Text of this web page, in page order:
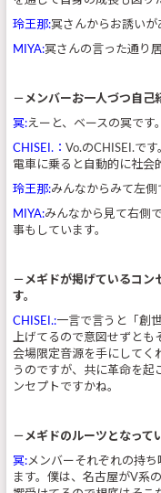
玲王那:冥さんからお誘いが
MIYA:冥さんの言った通り
－メンバーお一人づつ自己
冥:えーと、ベースの冥です
CHISEI.： Vo.のCHISEI.で
電車に乗ると自動的に社会
玲王那:みんなからみて左
MIYA:みんなから見て右側
事もしています。
－メギドが掲げているコン
す。
CHISEI.:一言で言うと「創
上げてるので意図せずと
会場限定音源を手にしてく
うのですが、共に革命を起
ンセプトですかね。
－メギドのルーツとなって
冥:メンバーそれぞれの持
ます。僕は、名古屋がV系